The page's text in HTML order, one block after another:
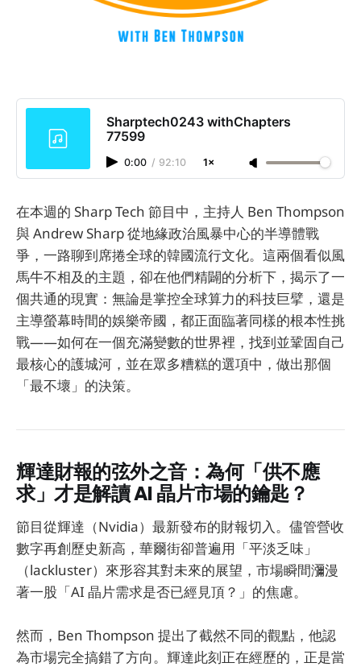
Sharptech0243 withChapters
77599
0:00 / 92:10 1×
在本週的 Sharp Tech 節目中，主持人 Ben Thompson
與 Andrew Sharp 從地緣政治風暴中心的半導體戰
爭，一路聊到席捲全球的韓國流行文化。這兩個看似風
馬牛不相及的主題，卻在他們精闢的分析下，揭示了一
個共通的現實：無論是掌控全球算力的科技巨擘，還是
主導螢幕時間的娛樂帝國，都正面臨著同樣的根本性挑
戰——如何在一個充滿變數的世界裡，找到並鞏固自己
最核心的護城河，並在眾多糟糕的選項中，做出那個
「最不壞」的決策。
輝達財報的弦外之音：為何「供不應
求」才是解讀 AI 晶片市場的鑰匙？
節目從輝達（Nvidia）最新發布的財報切入。儘管營收
數字再創歷史新高，華爾街卻普遍用「平淡乏味」
（lackluster）來形容其對未來的展望，市場瞬間瀰漫
著一股「AI 晶片需求是否已經見頂？」的焦慮。
然而，Ben Thompson 提出了截然不同的觀點，他認
為市場完全搞錯了方向。輝達此刻正在經歷的，正是當